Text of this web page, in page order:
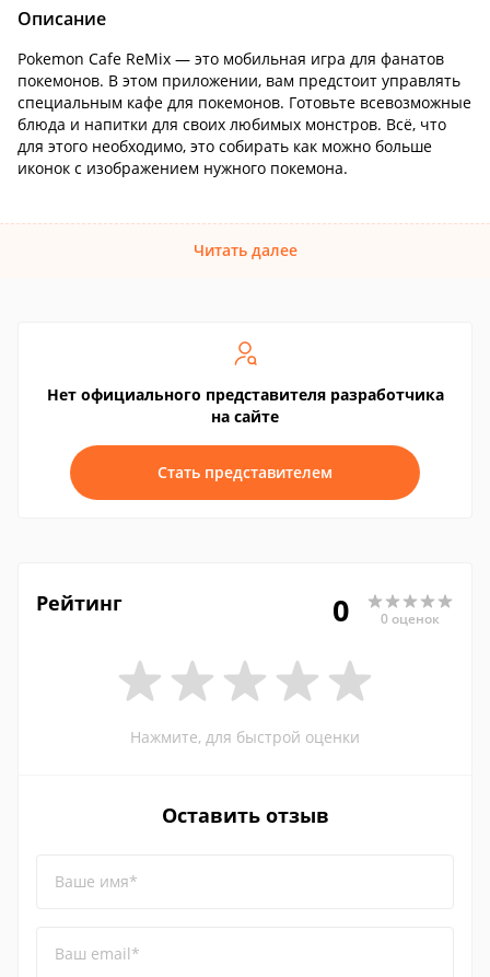
Описание
Pokemon Cafe ReMix — это мобильная игра для фанатов
покемонов. В этом приложении, вам предстоит управлять
специальным кафе для покемонов. Готовьте всевозможные
блюда и напитки для своих любимых монстров. Всё, что
для этого необходимо, это собирать как можно больше
иконок с изображением нужного покемона.
Читать далее
Нет официального представителя разработчика
на сайте
Стать представителем
Рейтинг 0 0 оценок
Нажмите, для быстрой оценки
Оставить отзыв
Ваше имя*
Ваш email*